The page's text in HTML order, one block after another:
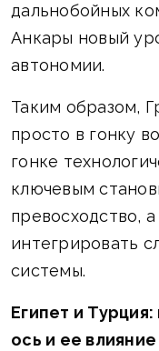
дальнобойных
Анкары новый
автономии.
Таким образом,
просто в гонку
гонке
ключевым
превосходство,
интегрировать
системы.
Египет и
ось и ее